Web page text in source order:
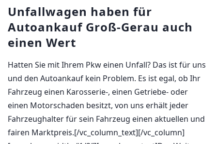
Unfallwagen haben für
Autoankauf Groß-Gerau auch
einen Wert
Hatten Sie mit Ihrem Pkw einen Unfall? Das ist für uns
und den Autoankauf kein Problem. Es ist egal, ob Ihr
Fahrzeug einen Karosserie-, einen Getriebe- oder
einen Motorschaden besitzt, von uns erhält jeder
Fahrzeughalter für sein Fahrzeug einen aktuellen und
fairen Marktpreis.[/vc_column_text][/vc_column]